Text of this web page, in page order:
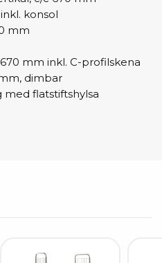
konsol
mm
mm inkl. C-profilskena
dimbar
flatstiftshylsa